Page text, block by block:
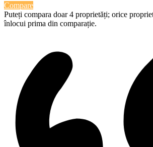
Compare
Puteți compara doar 4 proprietăți; orice
înlocui prima din comparație.